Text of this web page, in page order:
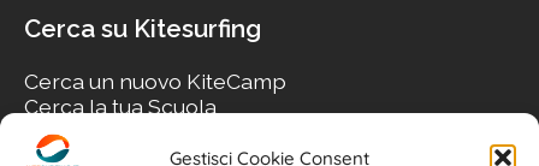
Gestisci Cookie Consent
Cerca su Kitesurfing
Cerca un nuovo KiteCamp
Cerca la tua Scuola
Cerca il tuo KiteSpot
Cerca Accommodation